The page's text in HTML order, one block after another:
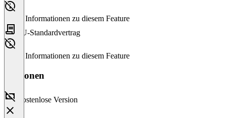
Keine Informationen zu diesem Feature
EU-Standardvertrag
Keine Informationen zu diesem Feature
Versionen
Kostenlose Version